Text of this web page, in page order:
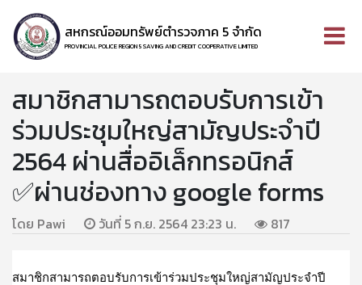
สหกรณ์ออมทรัพย์ตำรวจภาค 5 จำกัด
PROVINCIAL POLICE REGION 5 SAVING AND CREDIT COOPERATIVE LIMITED
สมาชิกสามารถตอบรับการเข้า
ร่วมประชุมใหญ่สามัญประจำปี
2564 ผ่านสื่ออิเล็กทรอนิกส์
✅ผ่านช่องทาง google forms
โดย Pawi วันที่ 5 ก.ย. 2564 23:23 น. 817
สมาชิกสามารถตอบรับการเข้าร่วมประชุมใหญ่สามัญประจำปี